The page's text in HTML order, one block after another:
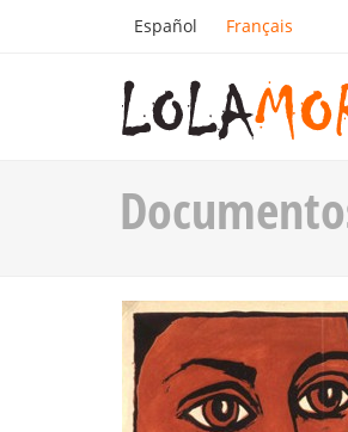
Español Français